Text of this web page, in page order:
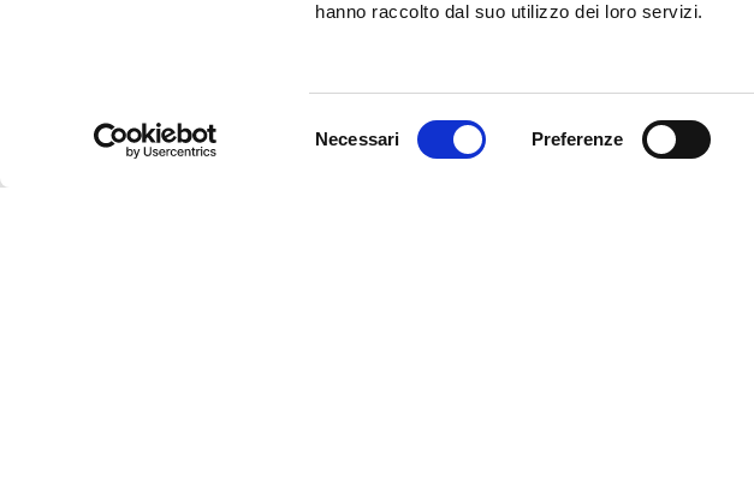
hanno raccolto dal suo utilizzo dei loro servizi.
Necessari Preferenze